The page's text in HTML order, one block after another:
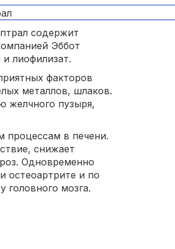
содержит
Эббот
лиофилизат.
факторов
металлов, шлаков.
желчного пузыря,
процессам в печени.
снижает
Одновременно
остеоартрите и по
головного мозга.